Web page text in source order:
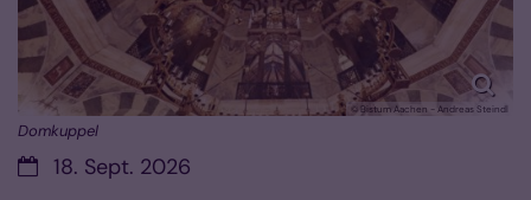
© Bistum Aachen - Andreas Steindl
Domkuppel
Datum:18. Sept. 2026